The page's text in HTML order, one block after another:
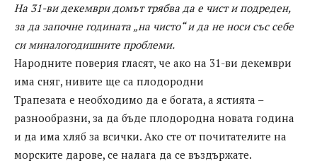
На 31-ви декември домът трябва да е чист и подреден,
за да започне годината „на чисто“ и да не носи със себе
си миналогодишните проблеми.
Народните поверия гласят, че ако на 31-ви декември
има сняг, нивите ще са плодородни
Трапезата е необходимо да е богата, а ястията –
разнообразни, за да бъде плодородна новата година
и да има хляб за всички. Ако сте от почитателите на
морските дарове, се налага да се въздържате.